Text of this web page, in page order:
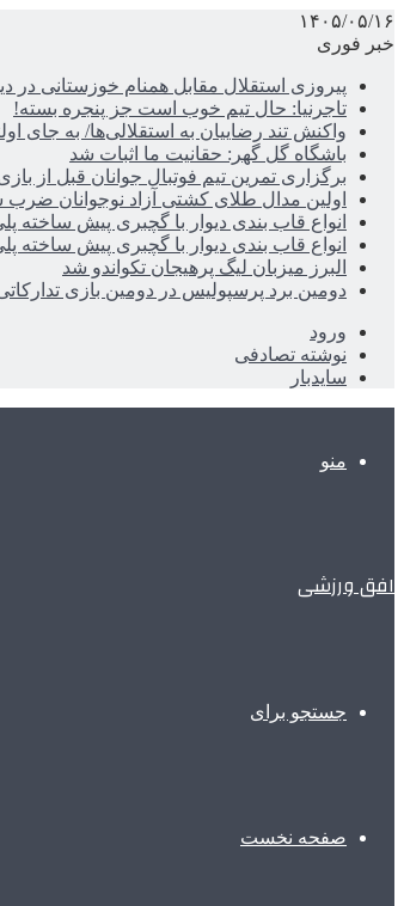
۱۴۰۵/۰۵/۱۶
خبر فوری
پیروزی استقلال مقابل همنام خوزستانی در
تاجرنیا: حال تیم خوب است جز پنجره بسته!
واکنش تند رضاییان به استقلالی‌ها/ به جای
باشگاه گل گهر: حقانیت ما اثبات شد
برگزاری تمرین تیم فوتبال جوانان قبل از
اولین مدال طلای کشتی آزاد نوجوانان
انواع قاب بندی دیوار با گچبری پیش
انواع قاب بندی دیوار با گچبری پیش
البرز میزبان لیگ پرهیجان تکواندو شد
دومین برد پرسپولیس در دومین بازی
ورود
نوشته تصادفی
سایدبار
منو
افق ورزشی
جستجو برای
صفحه نخست